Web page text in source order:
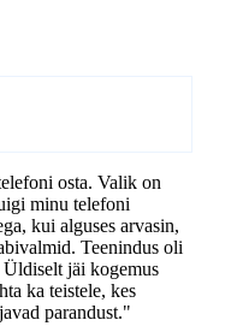
osta. Valik on
minu telefoni
kui alguses arvasin,
Teenindus oli
jäi kogemus
ka teistele, kes
parandust."